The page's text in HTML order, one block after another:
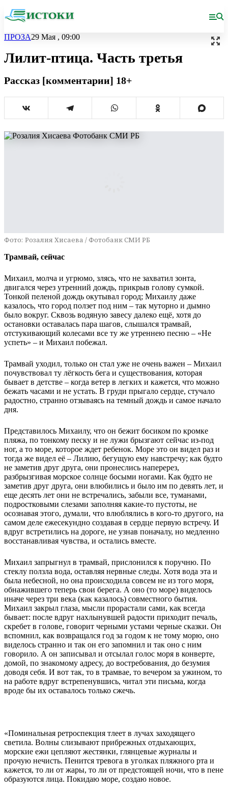
ПРОЗА29 Мая , 09:00
Лилит-птица. Часть третья
Рассказ [комментарии] 18+
Фото: Розалия Хисаева / Фотобанк СМИ РБ
Трамвай, сейчас
Михаил, молча и угрюмо, злясь, что не захватил зонта,
двигался через утренний дождь, прикрыв голову сумкой.
Тонкой пеленой дождь окутывал город; Михаилу даже
казалось, что город ползет под ним – так муторно и дымно
было вокруг. Сквозь водяную завесу далеко ещё, хотя до
остановки оставалась пара шагов, слышался трамвай,
отстукивающий колесами все ту же утреннею песню – «Не
успеть» – и Михаил побежал.
Трамвай уходил, только он стал уже не очень важен – Михаил
почувствовал ту лёгкость бега и существования, которая
бывает в детстве – когда ветер в легких и кажется, что можно
бежать часами и не устать. В груди прыгало сердце, стучало
радостно, странно отзываясь на темный дождь и самое начало
дня.
Представилось Михаилу, что он бежит босиком по кромке
пляжа, по тонкому песку и не лужи брызгают сейчас из-под
ног, а то море, которое ждет ребенок. Море это он видел раз и
тогда же видел её – Лилию, бегущую ему навстречу; как будто
не заметив друг друга, они пронеслись наперерез,
разбрызгивая морское солнце босыми ногами. Как будто не
заметив друг друга, они влюбились и было им по девять лет, и
еще десять лет они не встречались, забыли все, туманами,
подростковыми слезами заполняя какие-то пустоты, не
осознавая этого, думали, что влюблялись в кого-то другого, на
самом деле ежесекундно создавая в сердце первую встречу. И
вдруг встретились на дороге, не узнав поначалу, но медленно
восстанавливая чувства, и остались вместе.
Михаил запрыгнул в трамвай, прислонился к поручню. По
стеклу ползла вода, оставляя нервные следы. Хотя вода эта и
была небесной, но она происходила совсем не из того моря,
обнажившего теперь свои берега. А оно (то море) виделось
иначе через три века (как казалось) совместного бытия.
Михаил закрыл глаза, мысли прорастали сами, как всегда
бывает: после вдруг нахлынувшей радости приходит печаль,
скребет в голове, говорит черными устами черные сказки. Он
вспомнил, как возвращался год за годом к не тому морю, оно
виделось странно и так он его запомнил и так оно с ним
говорило. А он записывал и отсылал голос моря в конверте,
домой, по знакомому адресу, до востребования, до безумия
доводя себя. И вот так, то в трамвае, то вечером за ужином, то
на работе вдруг встрепенувшись, читал эти письма, когда
вроде бы их оставалось только сжечь.
«Поминальная ретроспекция тлеет в лучах заходящего
светила. Волны слизывают прибрежных отдыхающих,
морские ежи цепляют жестянки, глянцевые журналы и
прочую нечисть. Пенится тревога в уголках пляжного рта и
кажется, то ли от жары, то ли от предстоящей ночи, что в пене
образуются лица. Покидаю море, создаю новое.